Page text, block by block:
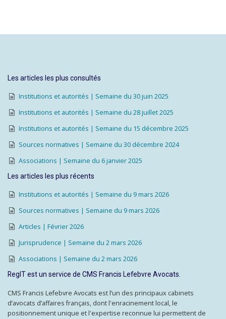
Les articles les plus consultés
Institutions et autorités | Semaine du 30 juin 2025
Institutions et autorités | Semaine du 28 juillet 2025
Institutions et autorités | Semaine du 15 décembre 2025
Sources normatives | Semaine du 30 décembre 2024
Associations | Semaine du 6 janvier 2025
Les articles les plus récents
Institutions et autorités | Semaine du 9 mars 2026
Sources normatives | Semaine du 9 mars 2026
Articles | Février 2026
Jurisprudence | Semaine du 2 mars 2026
Associations | Semaine du 2 mars 2026
RegIT est un service de CMS Francis Lefebvre Avocats.
CMS Francis Lefebvre Avocats est l’un des principaux cabinets
d’avocats d’affaires français, dont l'enracinement local, le
positionnement unique et l'expertise reconnue lui permettent de